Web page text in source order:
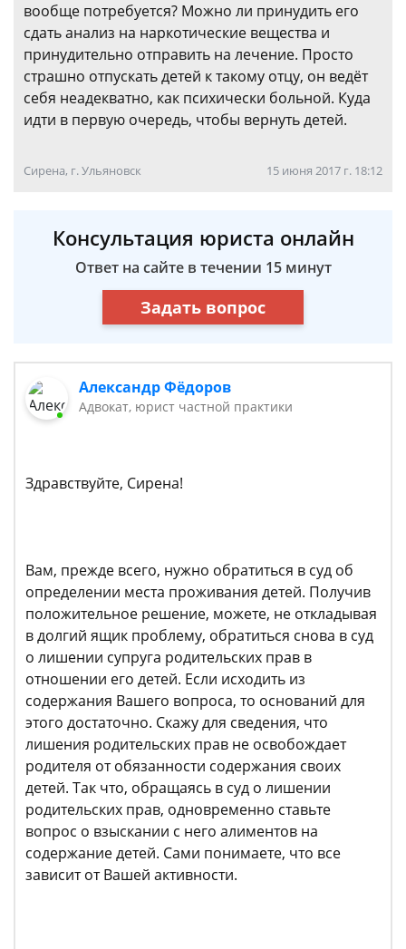
вообще потребуется? Можно ли принудить его
сдать анализ на наркотические вещества и
принудительно отправить на лечение. Просто
страшно отпускать детей к такому отцу, он ведёт
себя неадекватно, как психически больной. Куда
идти в первую очередь, чтобы вернуть детей.
Сирена, г. Ульяновск 15 июня 2017 г. 18:12
Консультация юриста онлайн
Ответ на сайте в течении 15 минут
Задать вопрос
Александр Фёдоров
Адвокат, юрист частной практики
Здравствуйте, Сирена!
Вам, прежде всего,​ нужно обратиться в суд об
определении места проживания детей. Получив
положительное решение, можете, не откладывая
в долгий ящик проблему, обратиться снова в суд
о лишении супруга родительских прав в
отношении его детей. Если исходить из
содержания Вашего вопроса, то оснований для
этого достаточно. Скажу для сведения, что
лишения родительских прав не освобождает
родителя от обязанности содержания своих
детей. Так что, обращаясь в суд о лишении
родительских прав, одновременно ставьте
вопрос о взыскании с него алиментов на
содержание детей. Сами понимаете, что все
зависит от Вашей активности.